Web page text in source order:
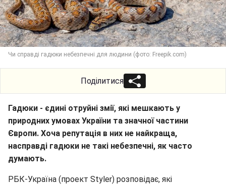
Чи справді гадюки небезпечні для людини (фото: Freepik.com)
Поділитися
Гадюки - єдині отруйні змії, які мешкають у
природних умовах України та значної частини
Європи. Хоча репутація в них не найкраща,
насправді гадюки не такі небезпечні, як часто
думають.
РБК-Україна (проект Styler) розповідає, які